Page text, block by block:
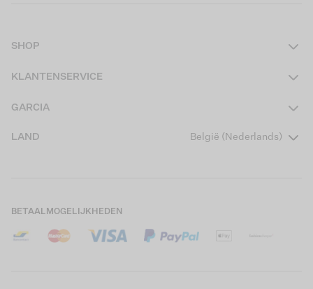
SHOP
Boys Teens
KLANTENSERVICE
GARCIA
Careers
LAND België (Nederlands)
BETAALMOGELIJKHEDEN